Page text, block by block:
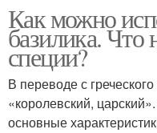
Как можно
базилика. Что
специи?
В переводе с
«королевский,
основные